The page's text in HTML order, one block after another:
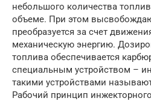
небольшого количества
объеме. При этом
преобразуется за счет
механическую энергию.
топлива обеспечивается
специальным устройством –
такими устройствами
Рабочий принцип